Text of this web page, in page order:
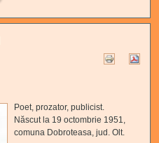
Poet, prozator, publicist.
Născut la 19 octombrie 1951,
comuna Dobroteasa, jud. Olt.